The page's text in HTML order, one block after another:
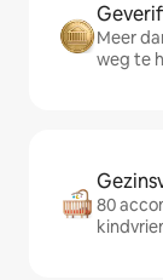
Meer
weg te
80